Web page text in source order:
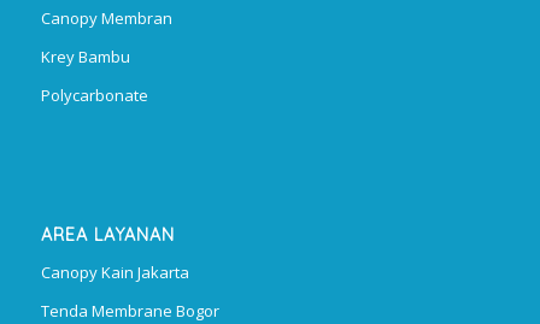
Canopy Membran
Krey Bambu
Polycarbonate
AREA LAYANAN
Canopy Kain Jakarta
Tenda Membrane Bogor